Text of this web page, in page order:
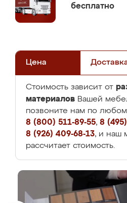
бесплатно
Цена
Стоимость зависит от
материалов Вашей
позвоните нам по
8 (800) 511-89-55, 8
8 (926) 409-68-13, и наш
рассчитает стоимость.